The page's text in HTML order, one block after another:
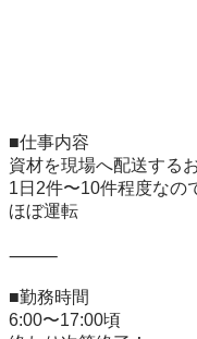
■仕事内容
資材を現場へ配送する
1日2件〜10件程度なの
ほぼ運転
⸻
■勤務時間
6:00〜17:00頃